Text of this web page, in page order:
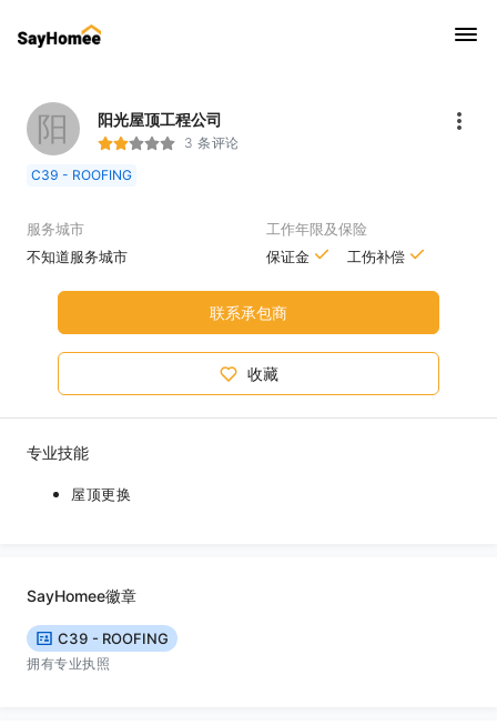
阳 阳光屋顶工程公司
3 条评论
C39 - ROOFING
服务城市
不知道服务城市
工作年限及保险
保证金
工伤补偿
联系承包商
收藏
专业技能
屋顶更换
SayHomee徽章
C39 - ROOFING
拥有专业执照